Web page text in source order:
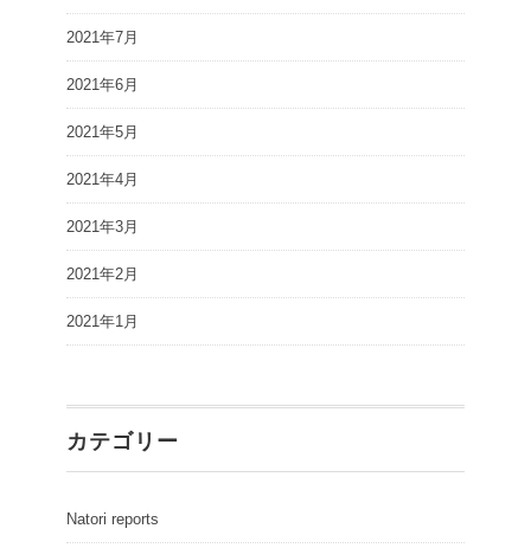
2021年7月
2021年6月
2021年5月
2021年4月
2021年3月
2021年2月
2021年1月
カテゴリー
Natori reports